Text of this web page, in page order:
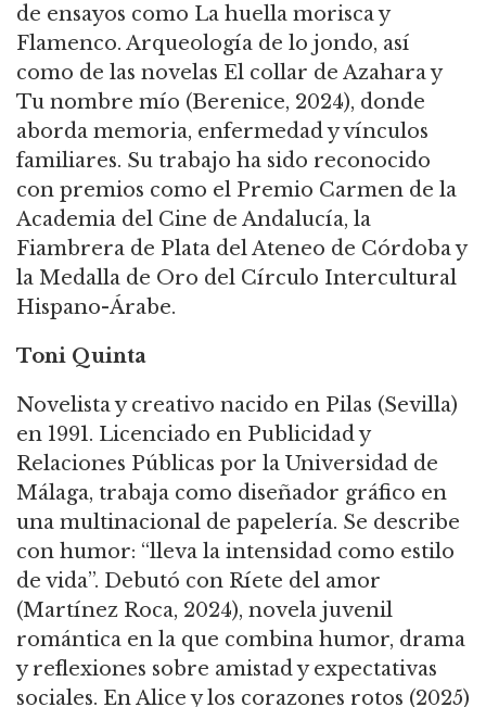
de ensayos como La huella morisca y
Flamenco. Arqueología de lo jondo, así
como de las novelas El collar de Azahara y
Tu nombre mío (Berenice, 2024), donde
aborda memoria, enfermedad y vínculos
familiares. Su trabajo ha sido reconocido
con premios como el Premio Carmen de la
Academia del Cine de Andalucía, la
Fiambrera de Plata del Ateneo de Córdoba y
la Medalla de Oro del Círculo Intercultural
Hispano-Árabe.
Toni Quinta
Novelista y creativo nacido en Pilas (Sevilla)
en 1991. Licenciado en Publicidad y
Relaciones Públicas por la Universidad de
Málaga, trabaja como diseñador gráfico en
una multinacional de papelería. Se describe
con humor: “lleva la intensidad como estilo
de vida”. Debutó con Ríete del amor
(Martínez Roca, 2024), novela juvenil
romántica en la que combina humor, drama
y reflexiones sobre amistad y expectativas
sociales. En Alice y los corazones rotos (2025)